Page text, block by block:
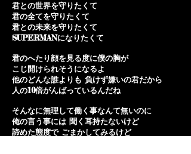
君との世界を守りたくて
君の全てを守りたくて
君との未来を守りたくて
SUPERMANになりたくて
君のへたり顔を見る度に僕の胸が
こじ開けられそうになるよ
他のどんな誰よりも 負けず嫌いの君だから
人の10倍がんばっているんだね
そんなに無理して働く事なんて無いのに
俺の言う事には 聞く耳持たないけど
諦めた態度で ごまかしてみるけど